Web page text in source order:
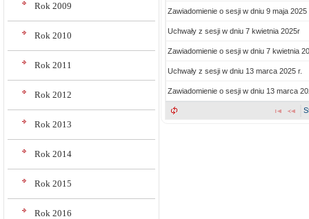
Rok 2009
Rok 2010
Rok 2011
Rok 2012
Rok 2013
Rok 2014
Rok 2015
Rok 2016
Zawiadomienie o sesji w dniu 9 maja 2025
Uchwały z sesji w dniu 7 kwietnia 2025r
Zawiadomienie o sesji w dniu 7 kwietnia
Uchwały z sesji w dniu 13 marca 2025 r.
Zawiadomienie o sesji w dniu 13 marca